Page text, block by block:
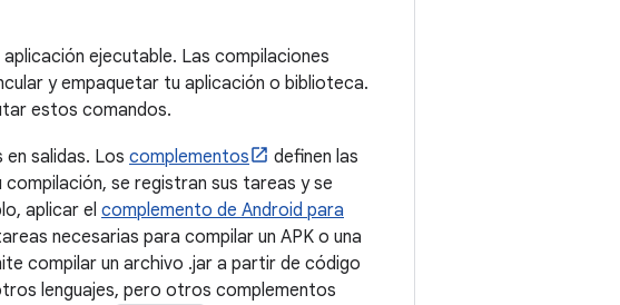
ejecutable. Las compilaciones
y empaquetar tu aplicación o biblioteca.
estos comandos.
salidas. Los complementos
definen las
se registran sus tareas y se
aplicar el complemento de Android para
necesarias para compilar un APK o una
compilar un archivo .jar a partir de código
lenguajes, pero otros complementos